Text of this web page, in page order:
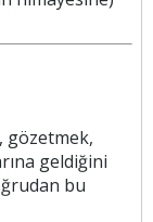
gözetmek,
geldiğini
bu